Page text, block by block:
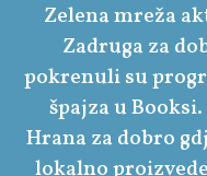
Zelena mreža
Zadruga za
pokrenuli su
špajza u
Hrana za dobro
lokalno